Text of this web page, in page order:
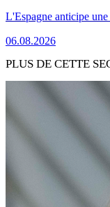
L'Espagne anticipe
06.08.2026
PLUS DE CETTE